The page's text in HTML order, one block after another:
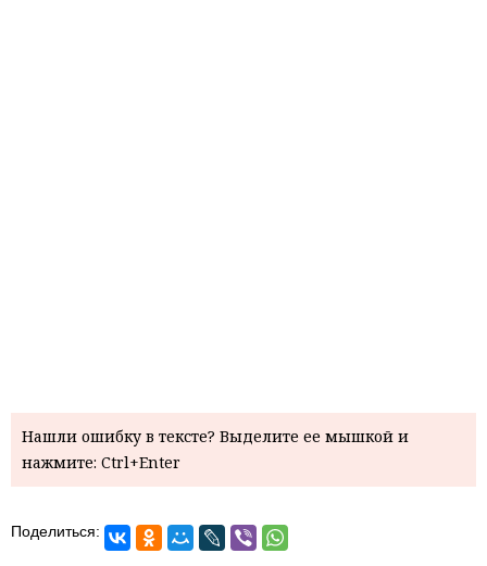
Нашли ошибку в тексте? Выделите ее мышкой и
нажмите: Ctrl+Enter
Поделиться: